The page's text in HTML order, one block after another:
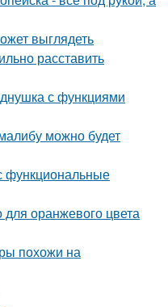
выглядеть
расставить
с функциями
можно будет
функциональные
оранжевого цвета
похожи на